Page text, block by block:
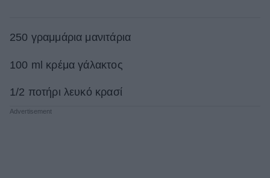
250 γραμμάρια μανιτάρια
100 ml κρέμα γάλακτος
1/2 ποτήρι λευκό κρασί